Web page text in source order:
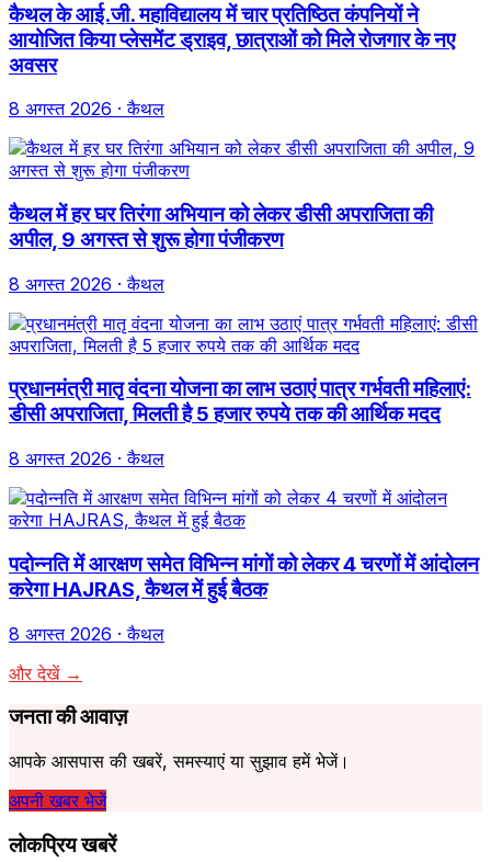
कैथल के आई.जी. महाविद्यालय में चार प्रतिष्ठित कंपनियों ने
आयोजित किया प्लेसमेंट ड्राइव, छात्राओं को मिले रोजगार के नए
अवसर
8 अगस्त 2026 · कैथल
कैथल में हर घर तिरंगा अभियान को लेकर डीसी अपराजिता की
अपील, 9 अगस्त से शुरू होगा पंजीकरण
8 अगस्त 2026 · कैथल
प्रधानमंत्री मातृ वंदना योजना का लाभ उठाएं पात्र गर्भवती महिलाएं:
डीसी अपराजिता, मिलती है 5 हजार रुपये तक की आर्थिक मदद
8 अगस्त 2026 · कैथल
पदोन्नति में आरक्षण समेत विभिन्न मांगों को लेकर 4 चरणों में आंदोलन
करेगा HAJRAS, कैथल में हुई बैठक
8 अगस्त 2026 · कैथल
और देखें →
जनता की आवाज़
आपके आसपास की खबरें, समस्याएं या सुझाव हमें भेजें।
अपनी खबर भेजें
लोकप्रिय खबरें